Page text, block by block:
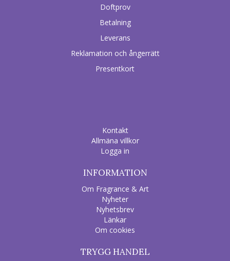
Doftprov
Betalning
Leverans
Reklamation och ångerrätt
Presentkort
Kontakt
Allmäna villkor
Logga in
INFORMATION
Om Fragrance & Art
Nyheter
Nyhetsbrev
Länkar
Om cookies
TRYGG HANDEL